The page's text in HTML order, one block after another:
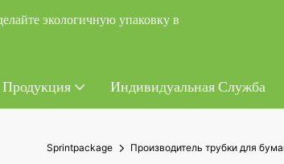
экологичную упаковку в
Продукция Индивидуальная Служба
Sprintpackage Производитель трубки для